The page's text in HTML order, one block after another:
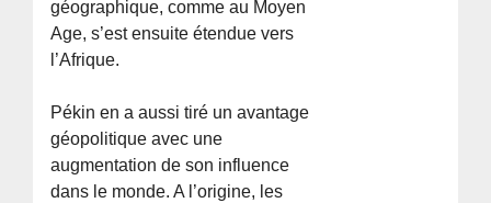
géographique, comme au Moyen
Age, s’est ensuite étendue vers
l’Afrique.
Pékin en a aussi tiré un avantage
géopolitique avec une
augmentation de son influence
dans le monde. A l’origine, les